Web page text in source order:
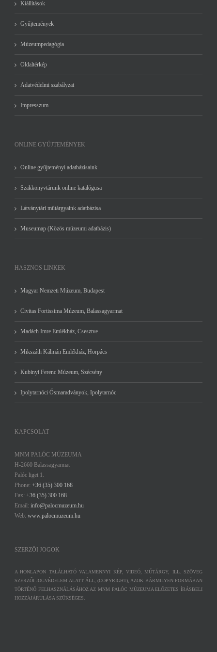
Kiállítások
Gyűjtemények
Múzeumpedagógia
Oldaltérkép
Adatvédelmi szabályzat
Impresszum
ONLINE GYŰJTEMÉNYEK
Online gyűjteményi adatbázisaink
Szakkönyvtárunk online katalógusa
Látványtári műtárgyaink adatbázisa
Museumap (Közös múzeumi adatbázis)
HASZNOS LINKEK
Magyar Nemzeti Múzeum, Budapest
Civitas Fortissima Múzeum, Balassagyarmat
Madách Imre Emlékház, Csesztve
Mikszáth Kálmán Emlékház, Horpács
Kubinyi Ferenc Múzeum, Szécsény
Ipolytarnóci Ősmaradványok, Ipolytarnóc
KAPCSOLAT
MNM PALÓC MÚZEUMA
H-2660 Balassagyarmat
Palóc liget 1.
Phone: +36 (35) 300 168
Fax: +36 (35) 300 168
Email: info@palocmuzeum.hu
Web: www.palocmuzeum.hu
SZERZŐI JOGOK
A HONLAPON TALÁLHATÓ VALAMENNYI KÉP, VIDEÓ, MŰTÁRGY, ILL. SZÖVEG
SZERZŐI JOGVÉDELEM ALATT ÁLL, (COPYRIGHT), AZOK BÁRMILYEN FORMÁBAN
TÖRTÉNŐ FELHASZNÁLÁSÁHOZ AZ MNM PALÓC MÚZEUMA ELŐZETES ÍRÁSBELI
HOZZÁJÁRULÁSA SZÜKSÉGES.